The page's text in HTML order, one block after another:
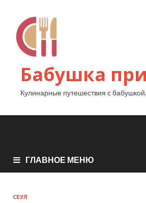
Бабушка
Кулинарные путешествия с бабушкой.
ГЛАВНОЕ МЕНЮ
СЕУЛ